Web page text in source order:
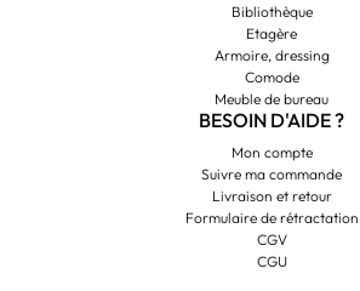
Bibliothèque
Etagère
Armoire, dressing
Comode
Meuble de bureau
BESOIN D'AIDE ?
Mon compte
Suivre ma commande
Livraison et retour
Formulaire de rétractation
CGV
CGU